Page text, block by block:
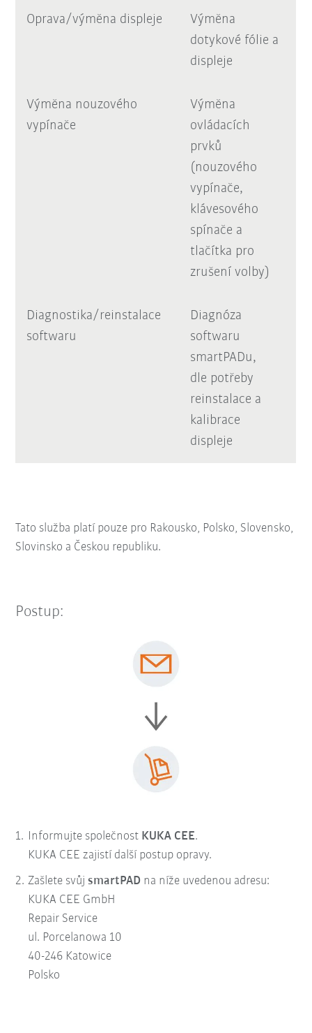
Oprava/výměna displeje
Výměna
dotykové fólie a
displeje
Výměna nouzového
vypínače
Výměna
ovládacích
prvků
(nouzového
vypínače,
klávesového
spínače a
tlačítka pro
zrušení volby)
Diagnostika/reinstalace
softwaru
Diagnóza
softwaru
smartPADu,
dle potřeby
reinstalace a
kalibrace
displeje
Tato služba platí pouze pro Rakousko, Polsko, Slovensko,
Slovinsko a Českou republiku.
Postup:
Informujte společnost KUKA CEE.
KUKA CEE zajistí další postup opravy.
Zašlete svůjsmartPAD na níže uvedenou adresu:
KUKA CEE GmbH
Repair Service
ul. Porcelanowa 10
40-246 Katowice
Polsko